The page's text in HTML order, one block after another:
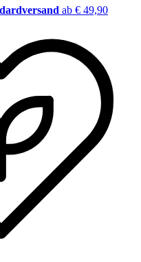
ab € 49,90